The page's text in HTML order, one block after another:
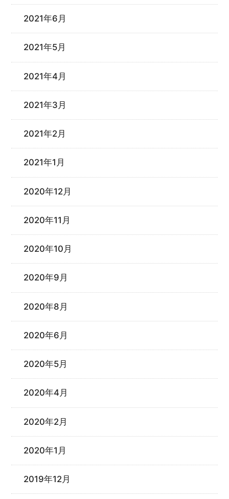
2021年6月
2021年5月
2021年4月
2021年3月
2021年2月
2021年1月
2020年12月
2020年11月
2020年10月
2020年9月
2020年8月
2020年6月
2020年5月
2020年4月
2020年2月
2020年1月
2019年12月